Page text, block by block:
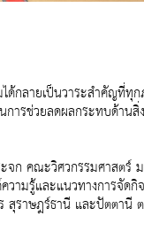
กลายเป็นวาระสำคัญที่ทุ
รช่วยลดผลกระทบด้านสิ่
จก คณะวิศวกรรมศาสตร์
ามรู้และแนวทางการจัด
สุราษฎร์ธานี และปัตตานี